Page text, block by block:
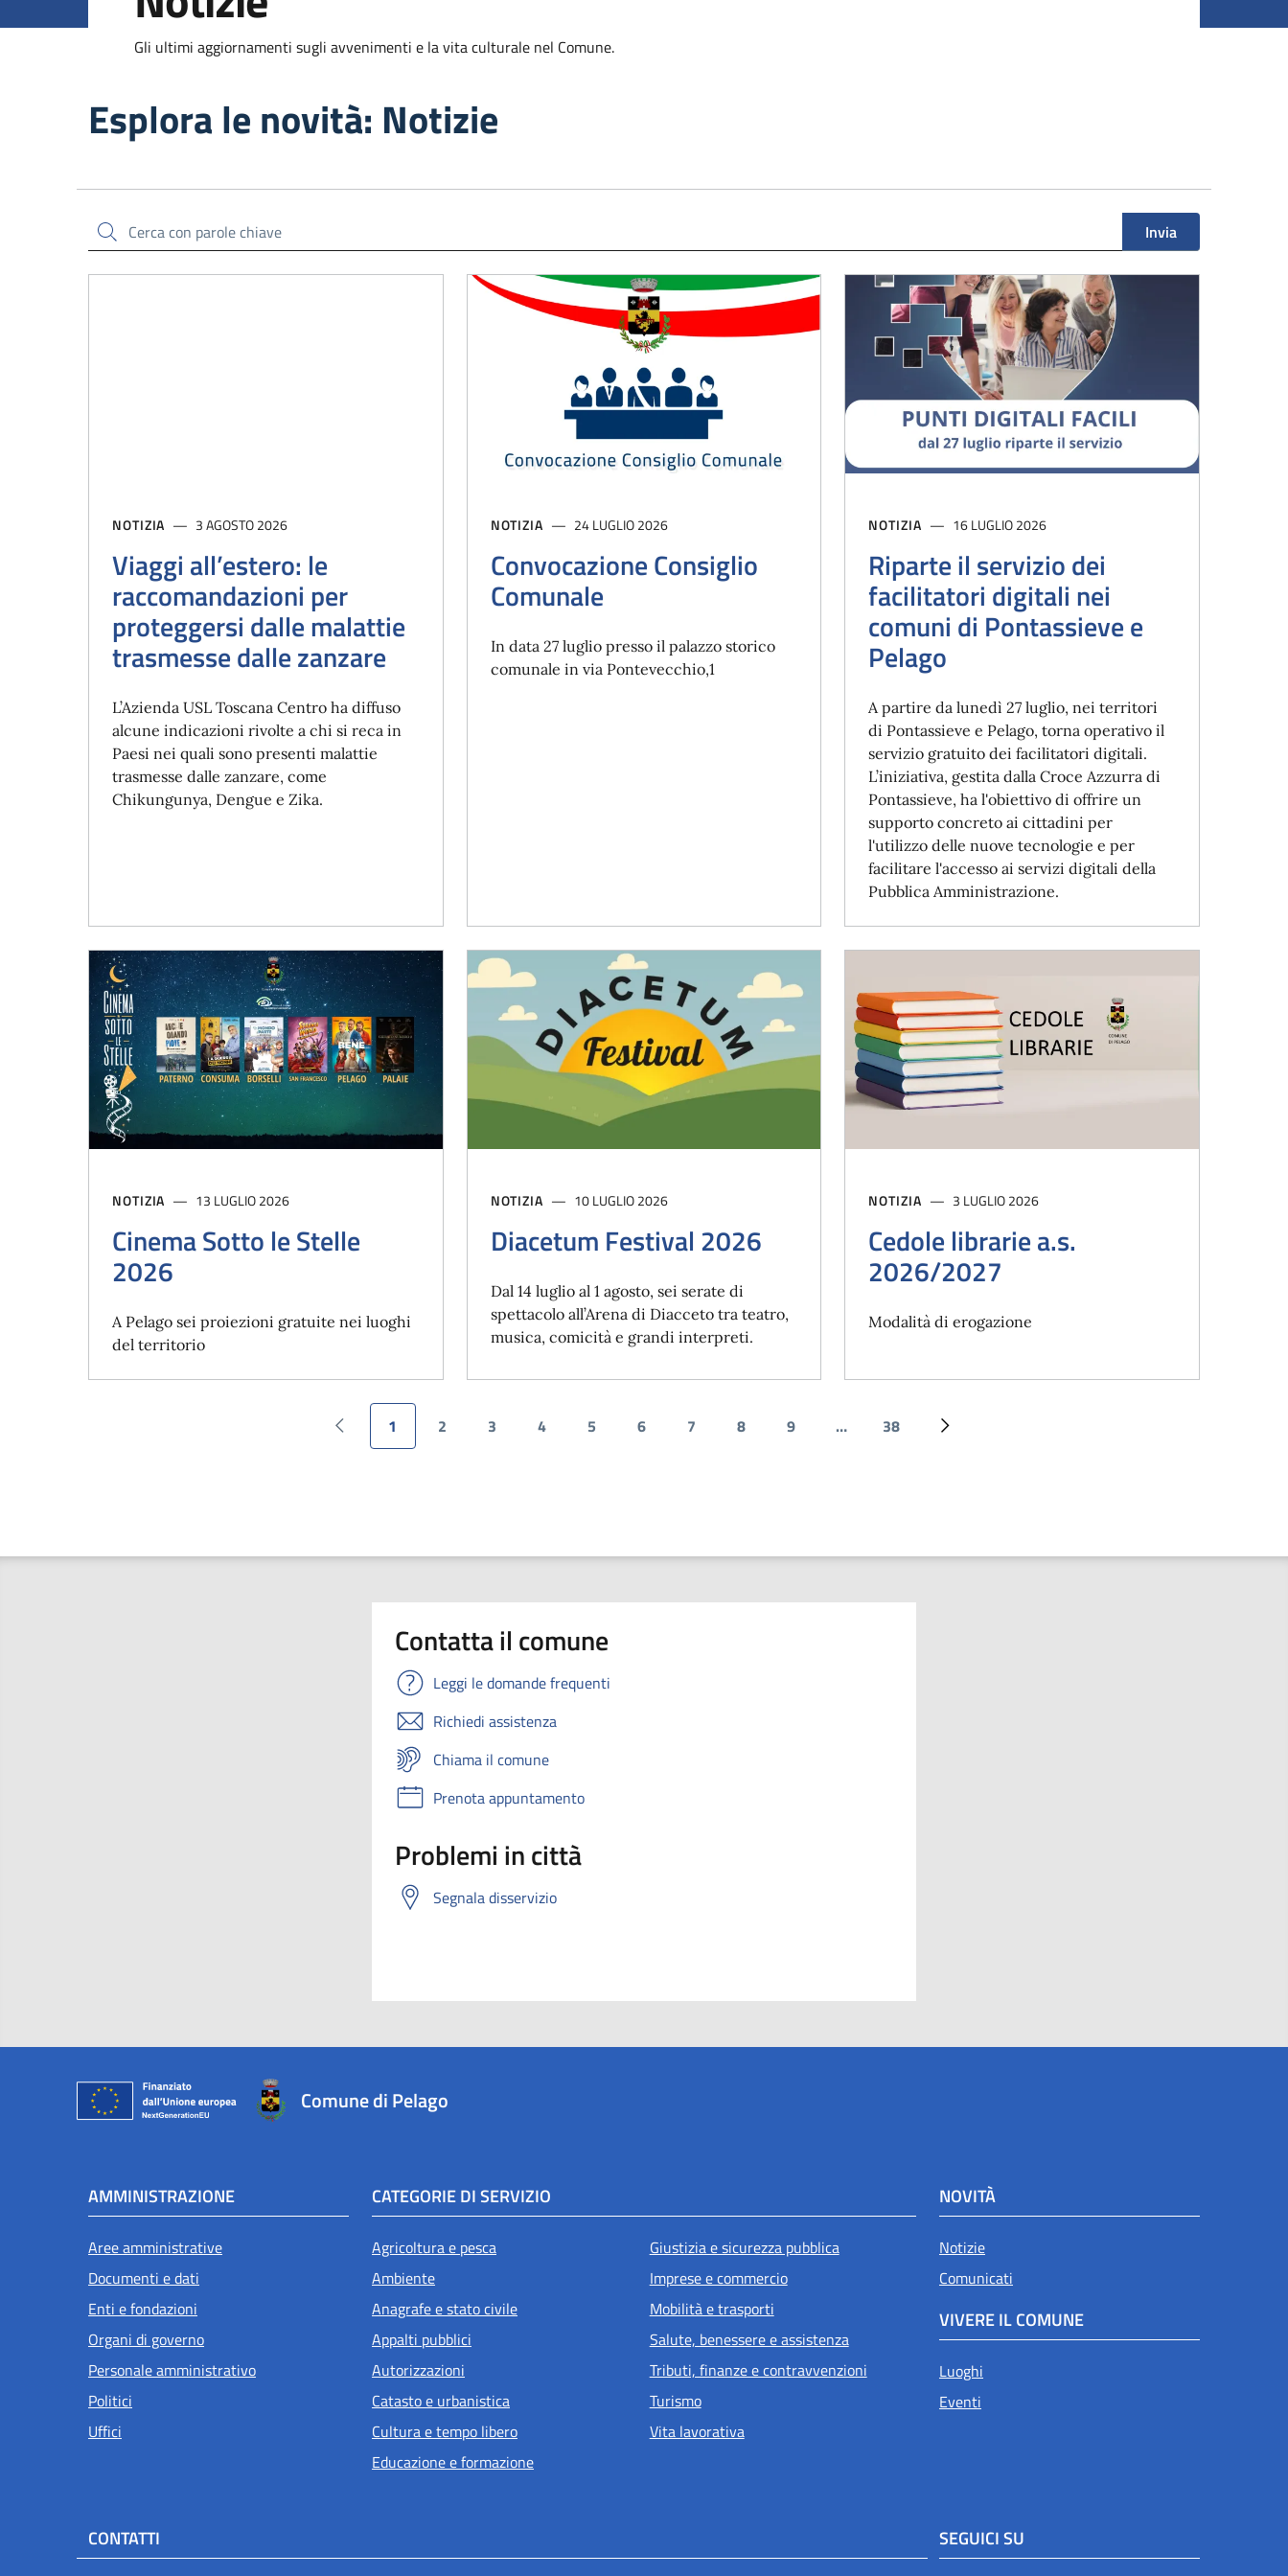
Gli ultimi aggiornamenti sugli avvenimenti e la vita culturale nel Comune.
Esplora le novità: Notizie
Cerca Invia
NOTIZIA 3 AGOSTO 2026
Viaggi all’estero: le
raccomandazioni per
proteggersi dalle malattie
trasmesse dalle zanzare
L’Azienda USL Toscana Centro ha diffuso
alcune indicazioni rivolte a chi si reca in
Paesi nei quali sono presenti malattie
trasmesse dalle zanzare, come
Chikungunya, Dengue e Zika.
NOTIZIA 24 LUGLIO 2026
Convocazione Consiglio
Comunale
In data 27 luglio presso il palazzo storico
comunale in via Pontevecchio,1
NOTIZIA 16 LUGLIO 2026
Riparte il servizio dei
facilitatori digitali nei
comuni di Pontassieve e
Pelago
A partire da lunedì 27 luglio, nei territori
di Pontassieve e Pelago, torna operativo il
servizio gratuito dei facilitatori digitali.
L’iniziativa, gestita dalla Croce Azzurra di
Pontassieve, ha l'obiettivo di offrire un
supporto concreto ai cittadini per
l'utilizzo delle nuove tecnologie e per
facilitare l'accesso ai servizi digitali della
Pubblica Amministrazione.
NOTIZIA 13 LUGLIO 2026
Cinema Sotto le Stelle
2026
A Pelago sei proiezioni gratuite nei luoghi
del territorio
NOTIZIA 10 LUGLIO 2026
Diacetum Festival 2026
Dal 14 luglio al 1 agosto, sei serate di
spettacolo all’Arena di Diacceto tra teatro,
musica, comicità e grandi interpreti.
NOTIZIA 3 LUGLIO 2026
Cedole librarie a.s.
2026/2027
Modalità di erogazione
Pagina precedente
Pagina attuale
1
Pagina
2
Pagina
3
Pagina
4
Pagina
5
Pagina
6
Pagina
7
Pagina
8
Pagina
9 …
Ultima pagina
38
Pagina successiva
Contatta il comune
Leggi le domande frequenti
Richiedi assistenza
Chiama il comune
Prenota appuntamento
Problemi in città
Segnala disservizio
Comune di Pelago
AMMINISTRAZIONE
Aree amministrative
Documenti e dati
Enti e fondazioni
Organi di governo
Personale amministrativo
Politici
Uffici
CATEGORIE DI SERVIZIO
Agricoltura e pesca
Ambiente
Anagrafe e stato civile
Appalti pubblici
Autorizzazioni
Catasto e urbanistica
Cultura e tempo libero
Educazione e formazione
Giustizia e sicurezza pubblica
Imprese e commercio
Mobilità e trasporti
Salute, benessere e assistenza
Tributi, finanze e contravvenzioni
Turismo
Vita lavorativa
NOVITÀ
Notizie
Comunicati
VIVERE IL COMUNE
Luoghi
Eventi
CONTATTI
SEGUICI SU